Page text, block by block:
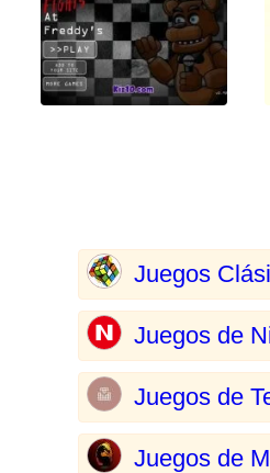
Juegos
Juegos de
Juegos de
Juegos de